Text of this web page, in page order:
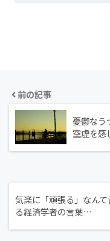
前の記事
憂鬱なう
空虚を
気楽に「頑張る」なん
る経済学者の言葉…